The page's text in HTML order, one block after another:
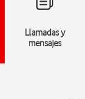
Llamadas y
mensajes